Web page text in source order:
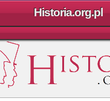
Historia.org.pl